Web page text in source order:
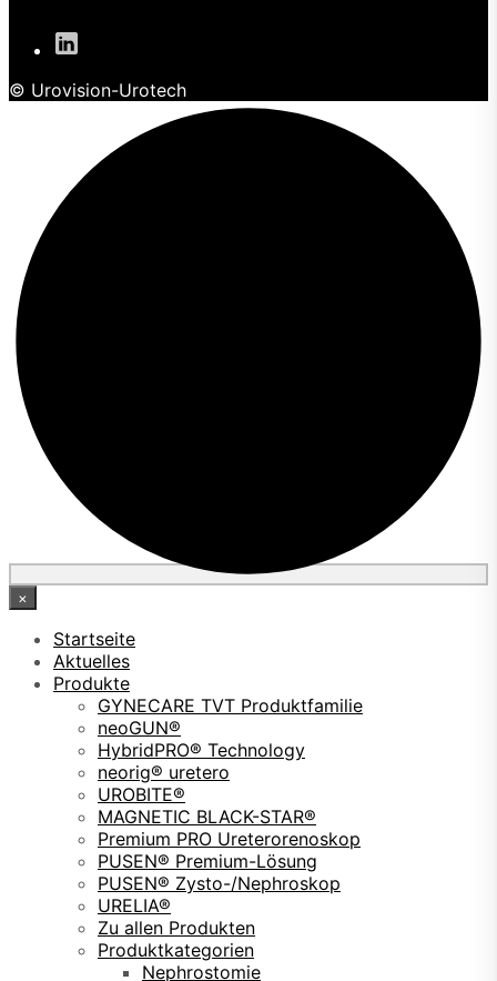
© Urovision-Urotech
×
Startseite
Aktuelles
Produkte
GYNECARE TVT Produktfamilie
neoGUN®
HybridPRO® Technology
neorig® uretero
UROBITE®
MAGNETIC BLACK-STAR®
Premium PRO Ureterorenoskop
PUSEN® Premium-Lösung
PUSEN® Zysto-/Nephroskop
URELIA®
Zu allen Produkten
Produktkategorien
Nephrostomie